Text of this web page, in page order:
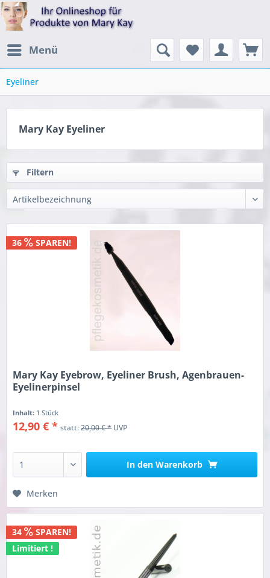
Menü
Eyeliner
Mary Kay Eyeliner
Filtern
36 SPAREN!
Mary Kay Eyebrow, Eyeliner Brush, Agenbrauen-
Eyelinerpinsel
Inhalt: 1 Stück
12,90 € * statt:20,00 € *UVP
In den Warenkorb
Merken
34
SPAREN!
Limitiert !